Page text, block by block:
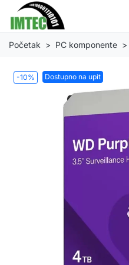
Početak PC komponente
-10% Dostupno na upit